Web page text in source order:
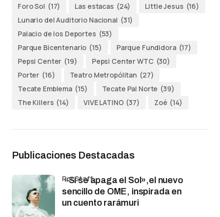
Foro Sol (17) Las estacas (24) Little Jesus (16)
Lunario del Auditorio Nacional (31)
Palacio de los Deportes (53)
Parque Bicentenario (15) Parque Fundidora (17)
Pepsi Center (19) Pepsi Center WTC (30)
Porter (16) Teatro Metropólitan (27)
Tecate Emblema (15) Tecate Pal Norte (39)
The Killers (14) VIVE LATINO (37) Zoé (14)
Publicaciones Destacadas
«Si se apaga el Sol»,el nuevo
sencillo de OME, inspirada en
un cuento rarámuri
por Staff